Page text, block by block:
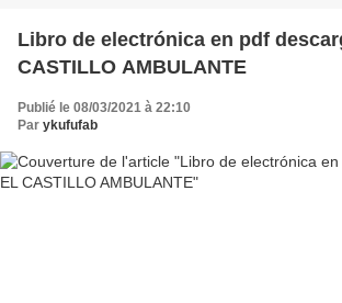
Libro de electrónica en pdf
CASTILLO AMBULANTE
Publié le 08/03/2021 à 22:10
Par ykufufab